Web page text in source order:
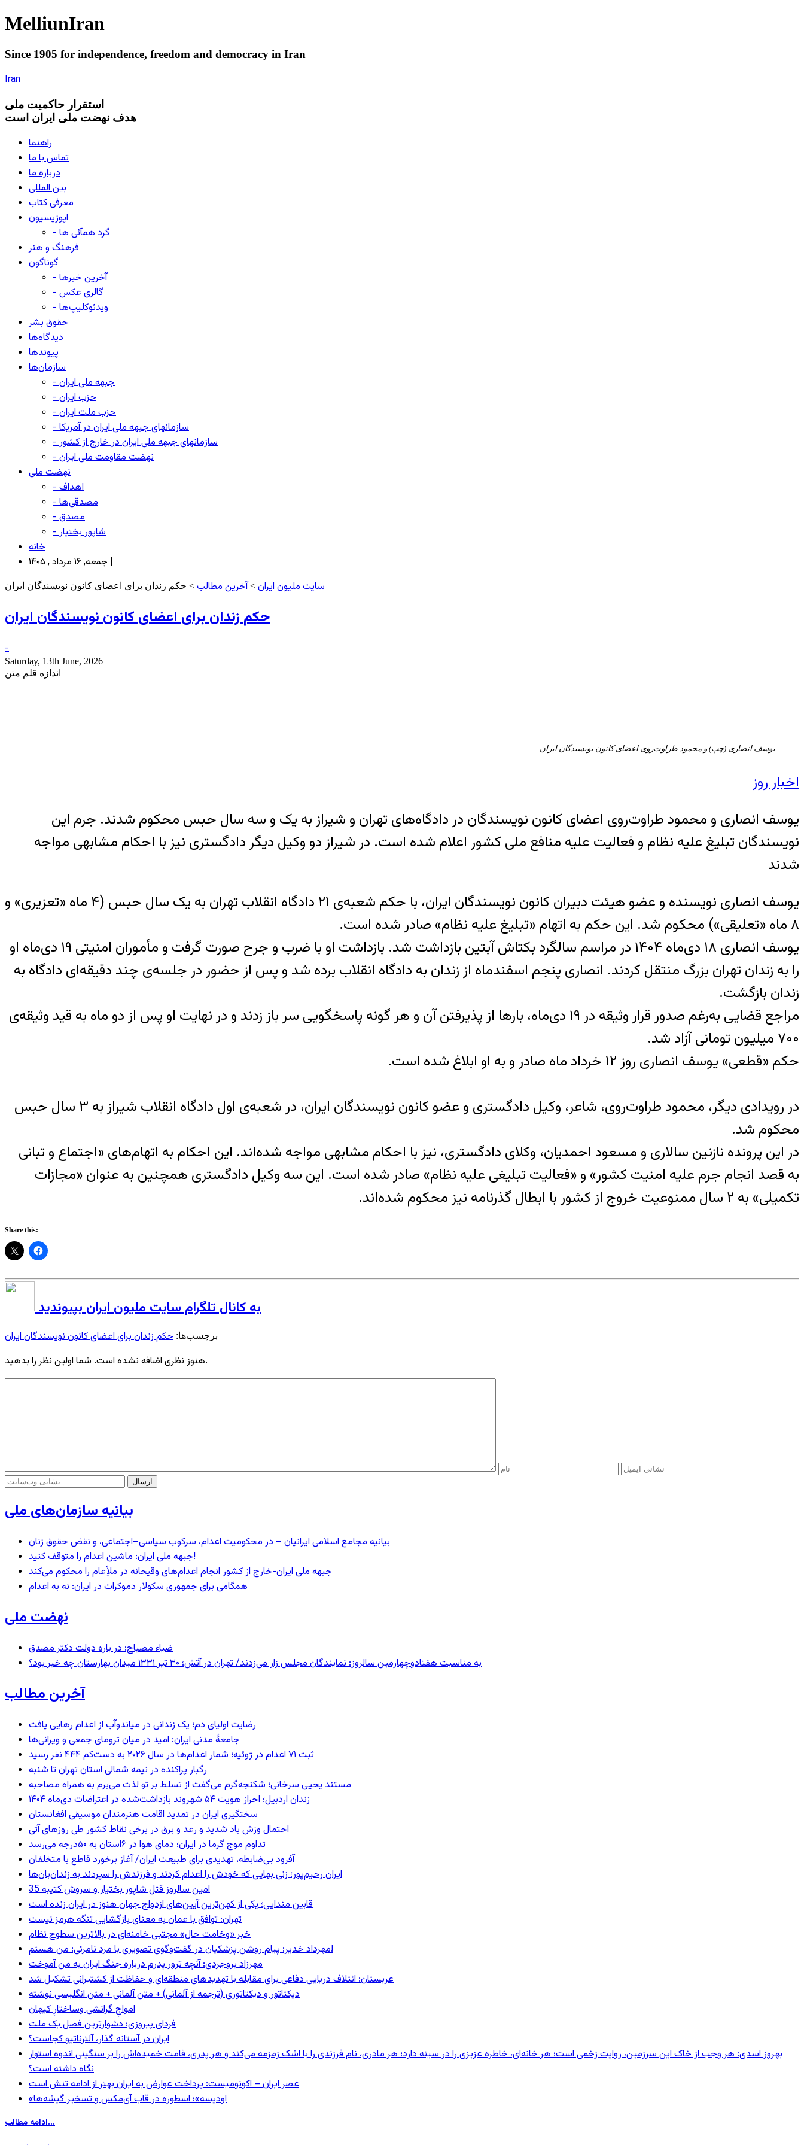
MelliunIran
Since 1905 for independence, freedom and democracy in Iran
Iran
استقرار حاکميت ملی
هدف نهضت ملی ایران است
راهنما
تماس با ما
درباره ما
بین المللی
معرفی کتاب
اپوزیسیون
- گرد همآئی ها
فرهنگ و هنر
گوناگون
- آخرین خبرها
- گالری عکس
- ویدئوکلیپ‌ها
حقوق بشر
دیدگاه‌ها
پیوندها
سازمان‌ها
- جبهه ملی ایران
- حزب ایران
- حزب ملت ایران
- سازمانهای جبهه ملی ایران در آمریکا
- سازمانهای جبهه ملی ایران در خارج از کشور
- نهضت مقاومت ملی ایران
نهضت ملی
- اهداف
- مصدقی‌ها
- مصدق
- شاپور بختیار
خانه
جمعه, ۱۶ مرداد , ۱۴۰۵ |
سایت ملیون ایران >آخرین مطالب > حکم زندان برای اعضای کانون نويسندگان ايران
حکم زندان برای اعضای کانون نويسندگان ايران
-
Saturday, 13th June, 2026
اندازه قلم متن
یوسف انصاری (چپ) و محمود طراوت‌روی اعضای کانون نويسندگان ايران
اخبار روز
یوسف انصاری و محمود طراوت‌روی اعضای کانون نويسندگان در دادگاه‌های تهران و شيراز به یک و سه سال حبس محکوم شدند. جرم اين
نويسندگان تبليغ عليه نظام و فعاليت عليه منافع ملی کشور اعلام شده است. در شيراز دو وکيل ديگر دادگستری نيز با احکام مشابهی مواجه
شدند
یوسف انصاری نویسنده و عضو هیئت دبیران کانون نویسندگان ایران، با حکم شعبه‌ی ۲۱ دادگاه انقلاب تهران به یک سال حبس (۴ ماه «تعزیری» و
۸ ماه «تعلیقی») محکوم شد. این حکم به اتهام «تبلیغ علیه نظام» صادر شده است.
یوسف انصاری ۱۸ دی‌ماه ۱۴۰۴ در مراسم سالگرد بکتاش آبتین بازداشت شد. بازداشت او با ضرب و جرح صورت گرفت و مأموران امنیتی ۱۹ دی‌ماه او
را به زندان تهران بزرگ منتقل کردند. انصاری پنجم اسفندماه‌ از زندان به دادگاه انقلاب برده شد و پس از حضور در جلسه‌ی چند دقیقه‌ای دادگاه به
زندان بازگشت.
مراجع قضایی به‌رغم صدور قرار وثیقه در ۱۹ دی‌ماه، بارها از پذیرفتن آن و هر گونه پاسخگویی سر باز زدند و در نهایت او پس از دو ماه به قید وثیقه‌ی
۷۰۰ میلیون تومانی آزاد شد.
حکم «قطعی» یوسف انصاری روز ۱۲ خرداد ماه صادر و به او ابلاغ شده است.
در رويدادی ديگر، محمود طراوت‌روی، شاعر، وکیل دادگستری و عضو کانون نویسندگان ایران، در شعبه‌ی اول دادگاه انقلاب شیراز به ۳ سال حبس
محکوم شد.
در این پرونده نازنین سالاری و مسعود احمدیان، وکلای دادگستری، نیز با احکام مشابهی مواجه شده‌اند. این احکام به اتهام‌های «اجتماع و تبانی
به قصد انجام جرم علیه امنیت کشور» و «فعالیت تبلیغی علیه نظام» صادر شده است. این سه وکیل دادگستری همچنین به عنوان «مجازات
تکمیلی» به ۲ سال ممنوعیت خروج از کشور با ابطال گذرنامه نیز محکوم شده‌اند.
Share this:
به کانال تلگرام سایت ملیون ایران بپیوندید
برچسب‌ها: حکم زندان برای اعضای کانون نويسندگان ايران
هنوز نظری اضافه نشده است. شما اولین نظر را بدهید.
بیانیه سازمان‌های ملی
بیانیه مجامع اسلامی ایرانیان – در محکومیت اعدام، سرکوب سیاسی–اجتماعی، و نقض حقوق زنان
جبهه ملی ایران: ماشین اعدام را متوقف کنید!
جبهه ملی ایران-خارج از کشور انجام اعدام‌های وقیحانه در ملأِعام را محکوم می‌کند
همگامی برای جمهوری سکولار دموکرات در ایران: نه به اعدام
نهضت ملی
ضیاء مصباح: در باره دولت دکتر مصدق
به مناسبت هفتادوچهارمین سالروز: نمایندگان مجلس زار می‌زدند/ تهران در آتش؛ ۳۰ تیر ۱۳۳۱ میدان بهارستان چه خبر بود؟
آخرین مطالب
رضایت اولیای دم؛ یک زندانی در میاندوآب از اعدام رهایی یافت
جامعهٔ مدنی ایران: امید در میان ترومای جمعی و ویرانی‌ها
ثبت ۷۱ اعدام در ژوئیه؛ شمار اعدام‌ها در سال ۲۰۲۶ به دست‌کم ۴۴۴ نفر رسید
رگبار پراکنده در نیمه شمالی استان تهران تا شنبه
مستند یحیی سرخانی؛ شکنجه‌گرم می‌گفت از تسلط بر تو لذت می‌برم به همراه مصاحبه
زندان اردبیل؛ احراز هویت ۵۴ شهروند بازداشت‌شده در اعتراضات دی‌ماه ۱۴۰۴
سختگیری ایران در تمدید اقامت هنرمندان موسیقی افغانستان
احتمال وزش باد شدید و رعد و برق در برخی نقاط کشور طی روزهای آتی
تداوم موج گرما در ایران؛ دمای هوا در ۶استان به ۵۰درجه می‌رسد
آفرود بی‌ضابطه، تهدیدی برای طبیعت ایران/ آغاز برخورد قاطع با متخلفان
ایران رحیم‌پور؛ زنی بهایی که خودش را اعدام کردند و فرزندش را سپردند به زندان‌بان‌ها
35 امین سالروز قتل شاپور بختیار و سروش کتیبه
قابین مندایی؛ یکی از کهن‌ترین آیین‌های ازدواج جهان هنوز در ایران زنده است
تهران: توافق با عمان به معنای بازگشایی تنگه هرمز نیست
خبر «وخامت حال» مجتبی خامنه‌ای در بالاترین سطوح نظام
مهرداد خدیر: پیام روشن پزشکیان در گفت‌و‌گوی تصویری با مرد نامرئی: من هستم!
مهرزاد بروجردی: آنچه ترور پدرم درباره جنگ ایران به من آموخت
عربستان: ائتلاف دریایی دفاعی برای مقابله با تهدیدهای منطقه‌ای و حفاظت از کشتیرانی تشکیل شد
دیکتاتور و دیکتاتوری (ترجمه از آلمانی) + متن آلمانی + متن انگلیسی نوشته
‌امواجِ گرانشی وساختارِ کیهان
فردای پیروزی؛ دشوارترین فصل یک ملت
ایران در آستانه گذار، آلترناتیو کجاست؟
بهروز اسدی: هر وجب از خاک‌ این سرزمین، روایت زخمی است؛ هر خانه‌ای، خاطره عزیزی را در سینه دارد؛ هر مادری، نام فرزندی را با اشک زمزمه می‌کند و هر پدری، قامت خمیده‌اش را بر سنگینی اندوه استوار
نگاه داشته است؟
عصر ایران – اکونومیست: پرداخت عوارض به ایران بهتر از ادامه تنش است
«اودیسه»؛ اسطوره در قاب آی‌مکس و تسخیر گیشه‌ها
ادامه مطالب...